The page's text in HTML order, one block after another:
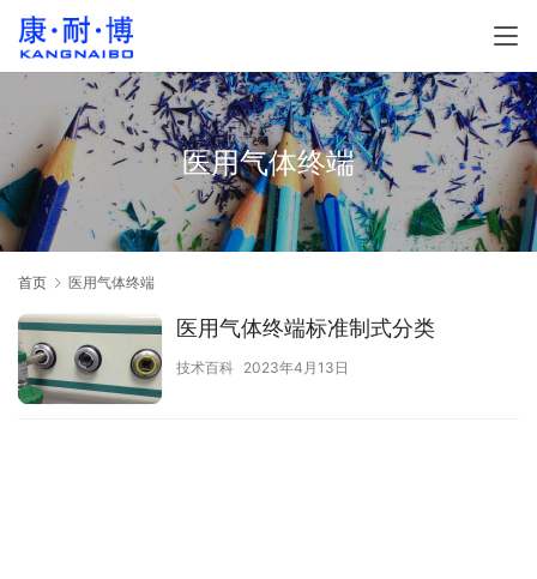
医用气体终端
首页 医用气体终端
医用气体终端标准制式分类
技术百科 2023年4月13日